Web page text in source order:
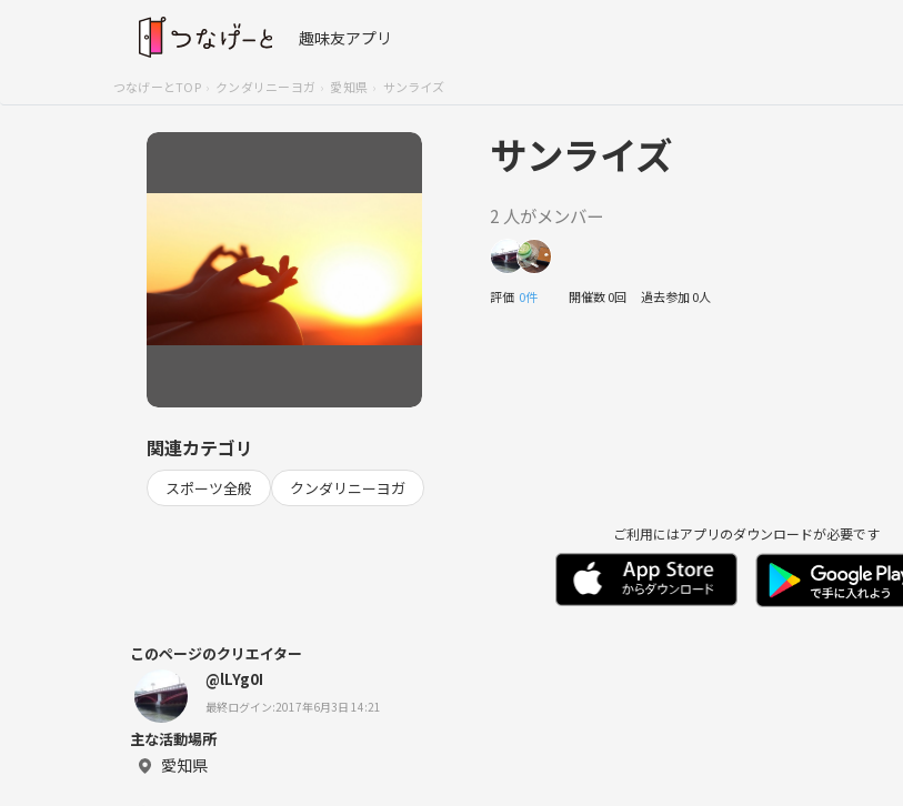
趣味友アプリ
つなげーとTOP クンダリニーヨガ 愛知県 サンライズ
サンライズ
2 人がメンバー
評価 0件 開催数 0回 過去参加 0人
関連カテゴリ
スポーツ全般 クンダリニーヨガ
ご利用にはアプリのダウンロードが必要です
このページのクリエイター
@lLYg0I
最終ログイン:2017年6月3日 14:21
主な活動場所
愛知県